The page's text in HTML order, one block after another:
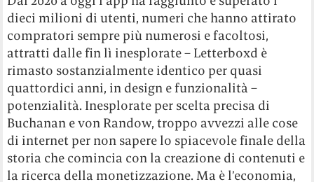
dieci milioni di utenti, numeri che hanno attirato
compratori sempre più numerosi e facoltosi,
attratti dalle fin lì inesplorate – Letterboxd è
rimasto sostanzialmente identico per quasi
quattordici anni, in design e funzionalità –
potenzialità. Inesplorate per scelta precisa di
Buchanan e von Randow, troppo avvezzi alle cose
di internet per non sapere lo spiacevole finale della
storia che comincia con la creazione di contenuti e
la ricerca della monetizzazione. Ma è l’economia,